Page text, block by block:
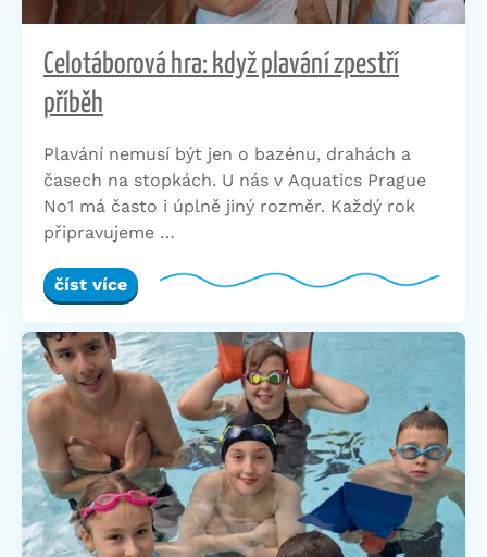
Celotáborová hra: když plavání zpestří
příběh
Plavání nemusí být jen o bazénu, drahách a
časech na stopkách. U nás v Aquatics Prague
No1 má často i úplně jiný rozměr. Každý rok
připravujeme …
číst více